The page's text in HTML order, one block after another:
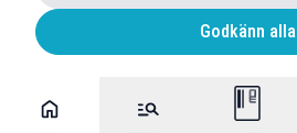
Godkänn alla